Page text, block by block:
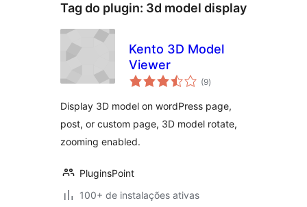
Tag do plugin: 3d model display
Kento 3D Model
Viewer
(9total
de
)
Display 3D model on wordPress page,
post, or custom page, 3D model rotate,
zooming enabled.
PluginsPoint
100+ de instalações ativas